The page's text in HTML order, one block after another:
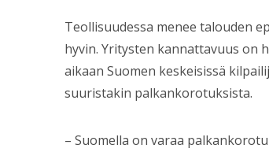
Teollisuudessa menee talouden
hyvin. Yritysten kannattavuus on
aikaan Suomen keskeisissä
suuristakin palkankorotuksista.
– Suomella on varaa